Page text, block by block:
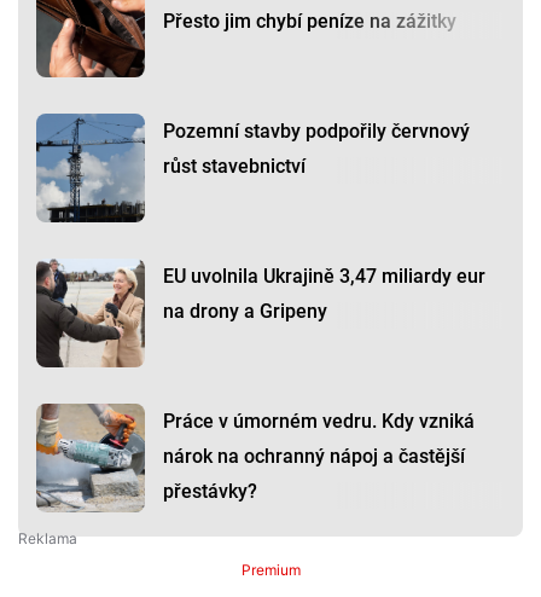
Přesto jim chybí peníze na zážitky
Pozemní stavby podpořily červnový
růst stavebnictví
EU uvolnila Ukrajině 3,47 miliardy eur
na drony a Gripeny
Práce v úmorném vedru. Kdy vzniká
nárok na ochranný nápoj a častější
přestávky?
Premium